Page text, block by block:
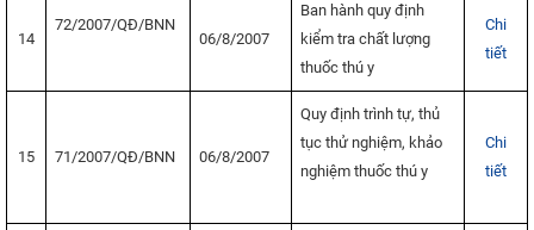
14
72/2007/QĐ/BNN
06/8/2007
Ban hành quy định
kiểm tra chất lượng
thuốc thú y
Chi
tiết
15 71/2007/QĐ/BNN 06/8/2007
Quy định trình tự, thủ
tục thử nghiệm, khảo
nghiệm thuốc thú y
Chi
tiết